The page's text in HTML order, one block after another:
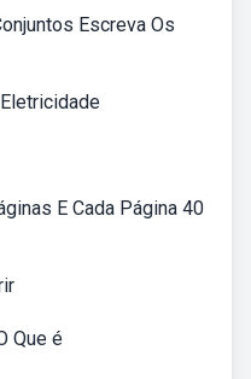
Escreva Os
E Cada Página 40
Que é